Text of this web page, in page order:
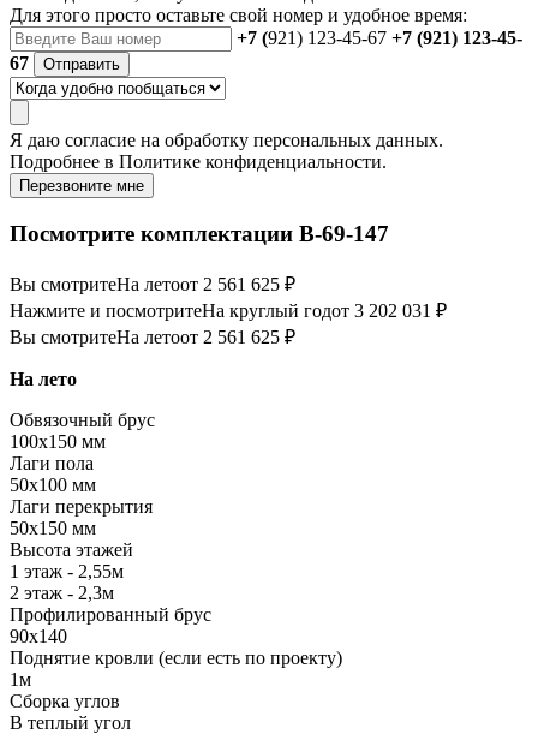
Для этого просто оставьте свой номер и удобное время:
+7 (921) 123-45-67 +7 (921) 123-45-
67
Отправить
Я даю согласие на обработку персональных данных.
Подробнее в Политике конфиденциальности.
Перезвоните мне
Посмотрите комплектации В-69-147
Вы смотритеНа летоот 2 561 625 ₽
Нажмите и посмотритеНа круглый годот 3 202 031 ₽
Вы смотритеНа летоот 2 561 625 ₽
На лето
Обвязочный брус
100х150 мм
Лаги пола
50х100 мм
Лаги перекрытия
50х150 мм
Высота этажей
1 этаж - 2,55м
2 этаж - 2,3м
Профилированный брус
90х140
Поднятие кровли (если есть по проекту)
1м
Сборка углов
В теплый угол